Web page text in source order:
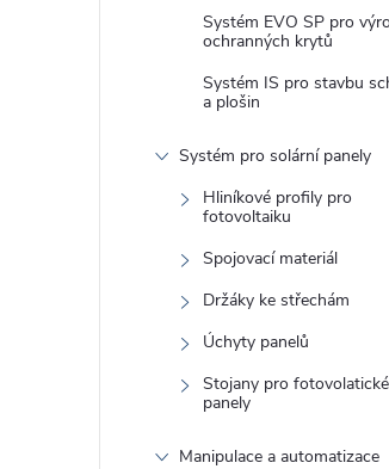
Systém EVO SP pro
ochranných krytů
Systém IS pro stavbu
a plošin
Systém pro solární panely
Hliníkové profily pro
fotovoltaiku
Spojovací materiál
Držáky ke střechám
Úchyty panelů
Stojany pro fotovolatické
panely
Manipulace a automatizace